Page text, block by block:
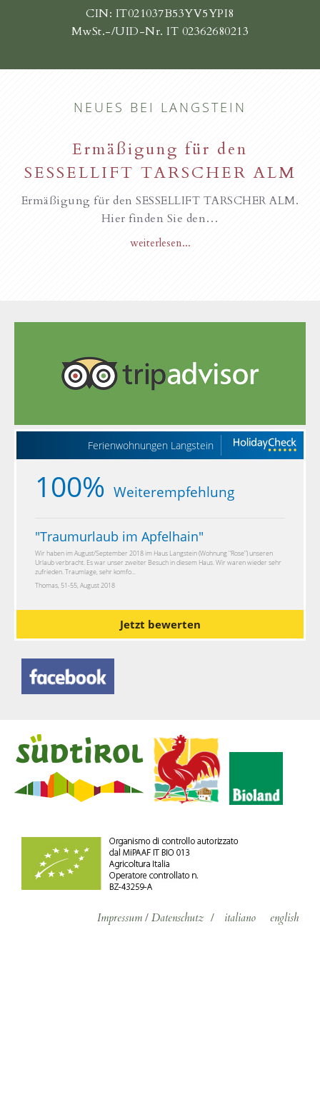
CIN: IT021037B53YV5YPI8
MwSt.-/UID-Nr. IT 02362680213
NEUES BEI LANGSTEIN
Ermäßigung für den
SESSELLIFT TARSCHER ALM
Ermäßigung für den SESSELLIFT TARSCHER ALM.
Hier finden Sie den…
weiterlesen...
Ferienwohnungen Langstein
100% Weiterempfehlung
"Traumurlaub im Apfelhain"
Wir haben im August/September 2018 im Haus Langstein (Wohnung "Rose") unseren
Urlaub verbracht. Es war unser zweiter Besuch in diesem Haus. Wir waren wieder sehr
zufrieden. Traumlage, sehr komfo...
Thomas, 51-55, August 2018
Jetzt bewerten
Impressum / Datenschutz / italiano english